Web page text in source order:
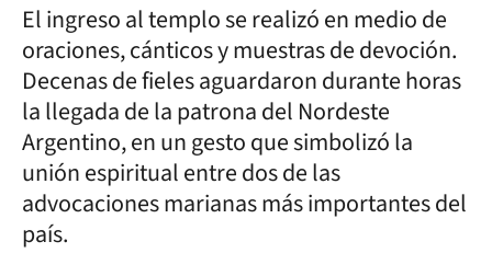
El ingreso al templo se realizó en medio de
oraciones, cánticos y muestras de devoción.
Decenas de fieles aguardaron durante horas
la llegada de la patrona del Nordeste
Argentino, en un gesto que simbolizó la
unión espiritual entre dos de las
advocaciones marianas más importantes del
país.